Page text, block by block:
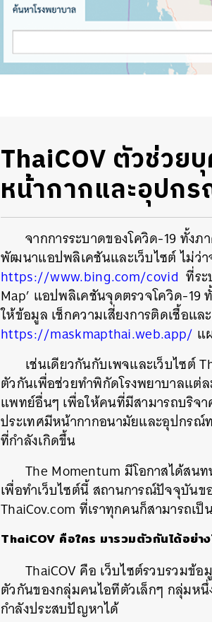
ThaiCOV ตัวช่วย
หน้ากากและอุปก
จากการระบาดของโควิด-19 ทั้ง
พัฒนาแอปพลิเคชันและเว็บไซต์ไม่ว่
https://www.bing.com/covid ที่ร
Map’ แอปพลิเคชันจุดตรวจโควิด-19
ให้ข้อมูล เช็กความเสี่ยงการติดเชื้อแ
https://maskmapthai.web.app/ แ
เช่นเดียวกันกับเพจและเว็บไซต์
ตัวกันเพื่อช่วยทำพิกัดโรงพยาบาลแ
แพทย์อื่นๆ เพื่อให้คนที่มีสามารถบริจ
ประเทศมีหน้ากากอนามัยและอุปกรณ์
ที่กำลังเกิดขึ้น
The Momentum มีโอกาสได้สน
เพื่อทำเว็บไซต์นี้ สถานการณ์ปัจจุบันข
ThaiCov.com ที่เราทุกคนก็สามารถเ
ThaiCOV คือใคร มารวมตัวกันได้อย่าง
ThaiCOV คือ เว็บไซต์รวบรวมข้อ
ตัวกันของกลุ่มคนไอทีตัวเล็กๆ กลุ่มหนึ่
กำลังประสบปัญหาได้